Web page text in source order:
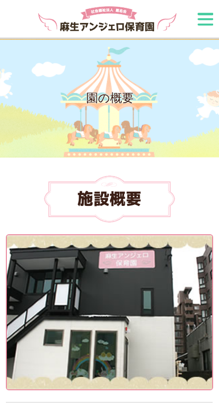
園の概要
施設概要